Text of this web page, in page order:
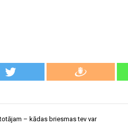
– kādas briesmas tev var